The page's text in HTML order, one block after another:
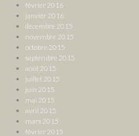
février 2016
janvier 2016
décembre 2015
novembre 2015
octobre 2015
septembre 2015
août 2015
juillet 2015
juin 2015
mai 2015
avril 2015
mars 2015
février 2015